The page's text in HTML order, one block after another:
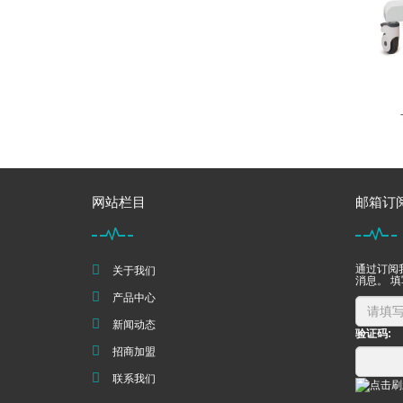
网站栏目
关于我们
产品中心
新闻动态
招商加盟
联系我们
邮箱订
通过订阅
消息。
验证码: